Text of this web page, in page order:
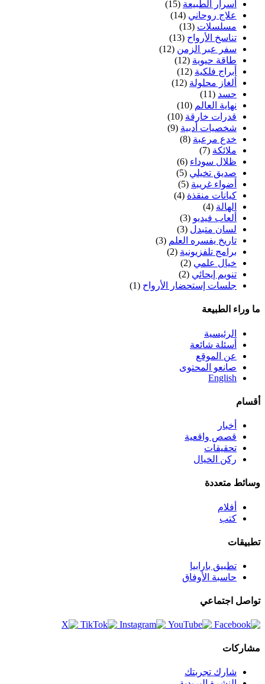
أسرار الطبيعة (15)
علاج روحاني (14)
مسلسلات (13)
تناسخ الأرواح (13)
سفر عبر الزمن (12)
طاقة حيوية (12)
أبراج فلكية (12)
ألغاز محلولة (12)
حسد (11)
نهاية العالم (10)
قدرات خارقة (10)
شخصيات أدبية (9)
خدع مرعبة (8)
ملائكة (7)
ظلال سوداء (6)
صديق تخيلي (5)
أضواء غريبة (5)
كيانات منقذة (4)
الهالة (4)
ألعاب فيديو (3)
لسان متبدل (3)
تاريخ يفسره العلم (3)
برامج تلفزيونية (2)
خيال علمي (2)
تنويم إيحائي (2)
جلسات إستحضار الأرواح (1)
ما وراء الطبيعة
الرئيسية
أسئلة شائعة
عن الموقع
صانعو المحتوى
English
أقسام
أخبار
قصص واقعية
تحقيقات
ركن الخيال
وسائط متعددة
أفلام
كتب
تطبيقات
تطبيق بارابيا
حاسبة الأوفاق
تواصل اجتماعي
مشاركات
شارك تجربتك